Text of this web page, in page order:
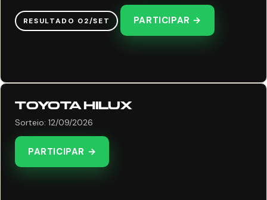
RESULTADO 02/SET PARTICIPAR →
TOYOTA HILUX
Sorteio: 12/09/2026
PARTICIPAR →